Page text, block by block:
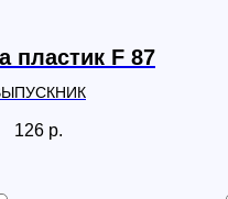
пластик F 87
126 р.